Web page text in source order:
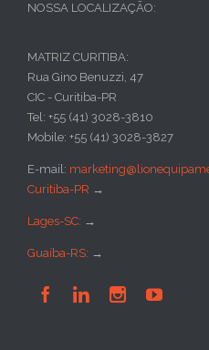
NOSSA LOCALIZAÇÃO:
MATRIZ CURITIBA:
Rua Gino Benuzzi, 47
CIC - Curitiba-PR
Tel: +55 (41) 3028-3810
Mobile: +55 (41) 3028-3827
E-mail:
Curitiba-PR →
Lages-SC: →
Guaíba-RS: →
   